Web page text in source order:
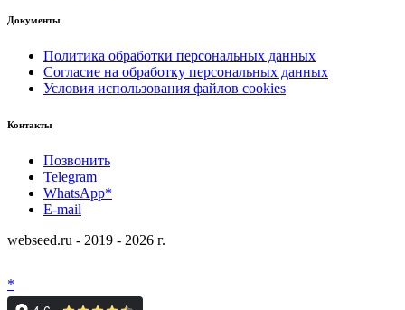
Документы
Политика обработки персональных данных
Согласие на обработку персональных данных
Условия использования файлов cookies
Контакты
Позвонить
Telegram
WhatsApp*
E-mail
webseed.ru - 2019 - 2026 г.
*